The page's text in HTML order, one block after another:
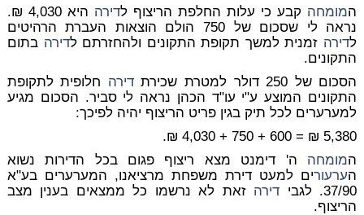
המומחה קבע כי עלות החלפת הריצוף לדירה
היא 4,030 ₪.
נראה לי שסכום של 750 הולם הוצאות העברת הרהיטים
לדירה זמנית למשך תקופת התקונים ולהחזרתם לדירה בתום
התקונים.
הסכום של 250 דולר למטרת שכירת
דירה חלופית לתקופת
התקונים המוצע ע"י עו"ד הכהן נראה לי סביר. הסכום מגיע
למערערים לכל תיק בגין פריט הריצוף יהיה לפיכך:
5,380 ₪ = 600 + 750 + 4,030 ₪.
המומחה ה' דימנט מצא ריצוף פגום בכל הדירות נשוא
הערעורים למעט דירת משפחת מרציאנו, המערערים בע"א
37/90. לגבי
דירה זאת לא נרשמו כל ממצאים בענין מצב
הריצוף.